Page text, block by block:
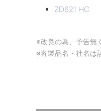
ZD621 HC
※改良の為、予告無
※各製品名・社名は